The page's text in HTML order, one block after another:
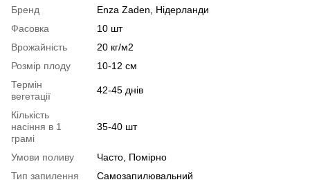
Бренд
Enza Zaden, Нідерланди
Фасовка
10 шт
Врожайність
20 кг/м2
Розмір плоду
10-12 см
Термін
вегетації
42-45 днів
Кількість
насіння в 1
грамі
35-40 шт
Умови поливу
Часто, Помірно
Тип запилення
Самозапилювальний